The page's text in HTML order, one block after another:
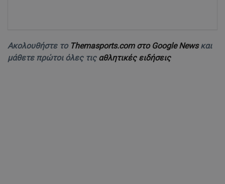
Ακολουθήστε το Themasports.com στο Google Newsκαι
μάθετε πρώτοι όλες τις αθλητικές ειδήσεις